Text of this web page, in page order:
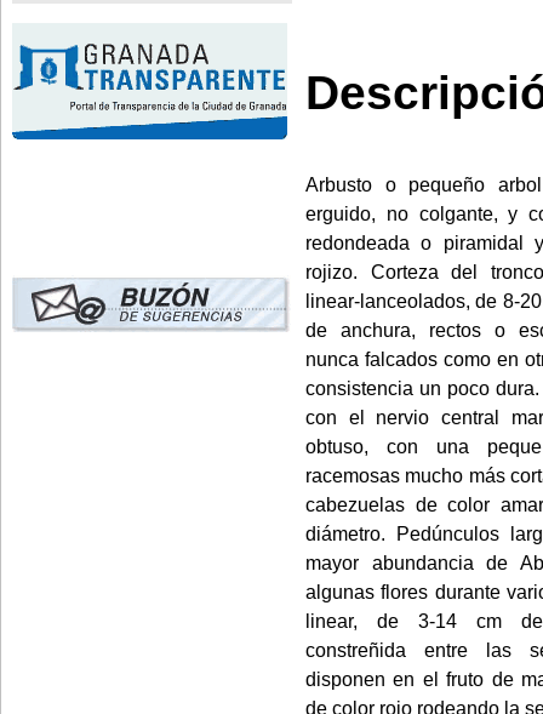
Arbusto o pequeño
erguido, no colgante, y
redondeada o piramidal
rojizo. Corteza del
linear-lanceolados, de 8-
de anchura, rectos o
nunca falcados como en
consistencia un poco
con el nervio central
obtuso, con una
racemosas mucho más
cabezuelas de color
diámetro. Pedúnculos
mayor abundancia de
algunas flores durante
linear, de 3-14 cm
constreñida entre las
disponen en el fruto de
de color rojo rodeando la